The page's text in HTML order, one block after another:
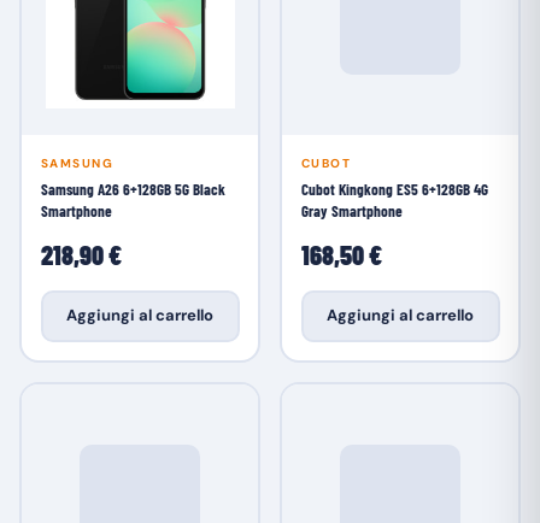
SAMSUNG
Samsung A26 6+128GB 5G Black
Smartphone
218,90 €
Aggiungi al carrello
CUBOT
Cubot Kingkong ES5 6+128GB 4G
Gray Smartphone
168,50 €
Aggiungi al carrello